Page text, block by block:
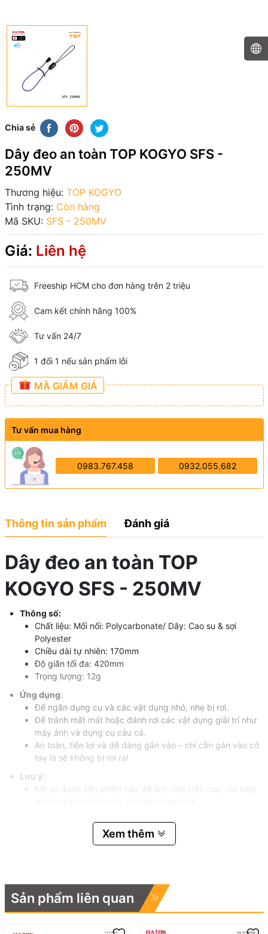
Chia sẻ
Dây đeo an toàn TOP KOGYO SFS -
250MV
Thương hiệu: TOP KOGYO
Tình trạng: Còn hàng
Mã SKU: SFS - 250MV
Giá: Liên hệ
Freeship HCM cho đơn hàng trên 2 triệu
Cam kết chính hãng 100%
Tư vấn 24/7
1 đổi 1 nếu sản phẩm lỗi
MÃ GIẢM GIÁ
Tư vấn mua hàng
0983.767.458 0932.055.682
Thông tin sản phẩm Đánh giá
Dây đeo an toàn TOP
KOGYO SFS - 250MV
Thông số:
Chất liệu: Mối nối: Polycarbonate/ Dây: Cao su & sợi
Polyester
Chiều dài tự nhiên: 170mm
Độ giãn tối đa: 420mm
Trọng lượng: 12g
Ứng dụng:
Để ngăn dụng cụ và các vật dụng nhỏ, nhẹ bị rơi.
Để tránh mất mát hoặc đánh rơi các vật dụng giải trí như
máy ảnh và dụng cụ câu cá.
An toàn, tiện lợi và dễ dàng gắn vào – chỉ cần gắn vào cổ
tay là sẽ không bị rơi ra!
Lưu ý:
Khi sử dụng sản phẩm này để làm việc trên cao, vui lòng
Không đặt vật nặng hoặc tải trọng đột ngột lên đó. Lực
bật ngược có thể va vào người hoặc gây thương tích
Nếu phát hiện bất kỳ vết cắt hoặc vết nứt nào trên dây
hoặc các bộ phận, hãy ngừng sử dụng sản phẩm ngay
lập tức.
Không sử dụng cho mục đích khác ngoài mục đích đã
Xem thêm
Sản phẩm liên quan